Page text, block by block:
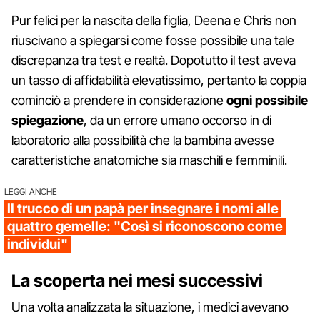
Pur felici per la nascita della figlia, Deena e Chris non
riuscivano a spiegarsi come fosse possibile una tale
discrepanza tra test e realtà. Dopotutto il test aveva
un tasso di affidabilità elevatissimo, pertanto la coppia
cominciò a prendere in considerazioneogni possibile
spiegazione, da un errore umano occorso in di
laboratorio alla possibilità che la bambina avesse
caratteristiche anatomiche sia maschili e femminili.
LEGGI ANCHE
Il trucco di un papà per insegnare i nomi alle
quattro gemelle: "Così si riconoscono come
individui"
La scoperta nei mesi successivi
Una volta analizzata la situazione, i medici avevano